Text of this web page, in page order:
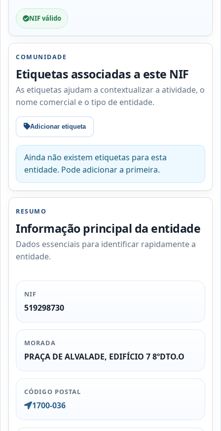
NIF válido
COMUNIDADE
Etiquetas associadas a este NIF
As etiquetas ajudam a contextualizar a atividade, o
nome comercial e o tipo de entidade.
Adicionar etiqueta
Ainda não existem etiquetas para esta
entidade. Pode adicionar a primeira.
RESUMO
Informação principal da entidade
Dados essenciais para identificar rapidamente a
entidade.
NIF
519298730
MORADA
PRAÇA DE ALVALADE, EDIFÍCIO 7 8ºDTO.O
CÓDIGO POSTAL
1700-036